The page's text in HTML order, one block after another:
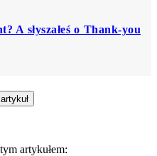
A słyszałeś o Thank-you
artykułem: